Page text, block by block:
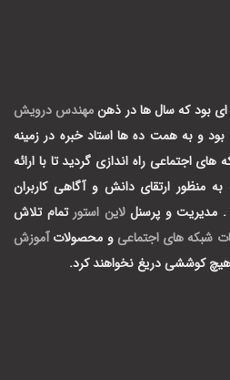
ای بود که سال ها در ذهنمهندس درویش
و به همت ده ها استاد خبره در زمینه
اجتماعی راه اندازی گردید تا با ارائه
منظور ارتقای دانش و آگاهی کاربران
. مدیریت و پرسنللاین استور تمام تلاش
شبکه های اجتماعی و محصولات آموزش
هیچ کوششی دریغ نخواهند کرد.